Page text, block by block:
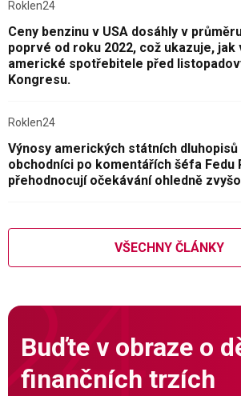
Roklen24
Ceny benzinu v USA dosáhly v
poprvé od roku 2022, což ukazuje, jak
americké spotřebitele před
Kongresu.
Roklen24
Výnosy amerických státních
obchodníci po komentářích šéfa Fedu
přehodnocují očekávání ohledně
VŠECHNY ČLÁNKY
Buďte v obraze o
finančních trzích